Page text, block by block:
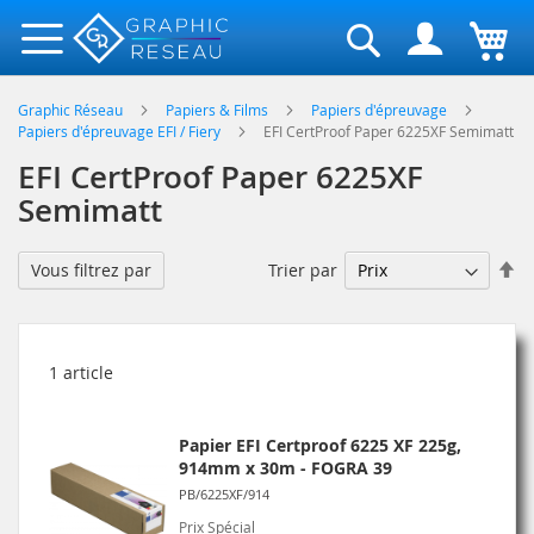
Rechercher
Graphic Réseau Papiers & Films
Papiers d'épreuvage
Papiers d'épreuvage EFI / Fiery
EFI CertProof Paper 6225XF Semimatt
EFI CertProof Paper 6225XF
Semimatt
1 article
Trier par
Papier EFI Certproof 6225 XF 225g,
914mm x 30m - FOGRA 39
PB/6225XF/914
Prix Spécial
Vous filtrez par